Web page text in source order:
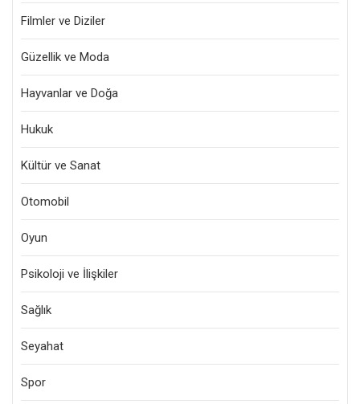
Filmler ve Diziler
Güzellik ve Moda
Hayvanlar ve Doğa
Hukuk
Kültür ve Sanat
Otomobil
Oyun
Psikoloji ve İlişkiler
Sağlık
Seyahat
Spor